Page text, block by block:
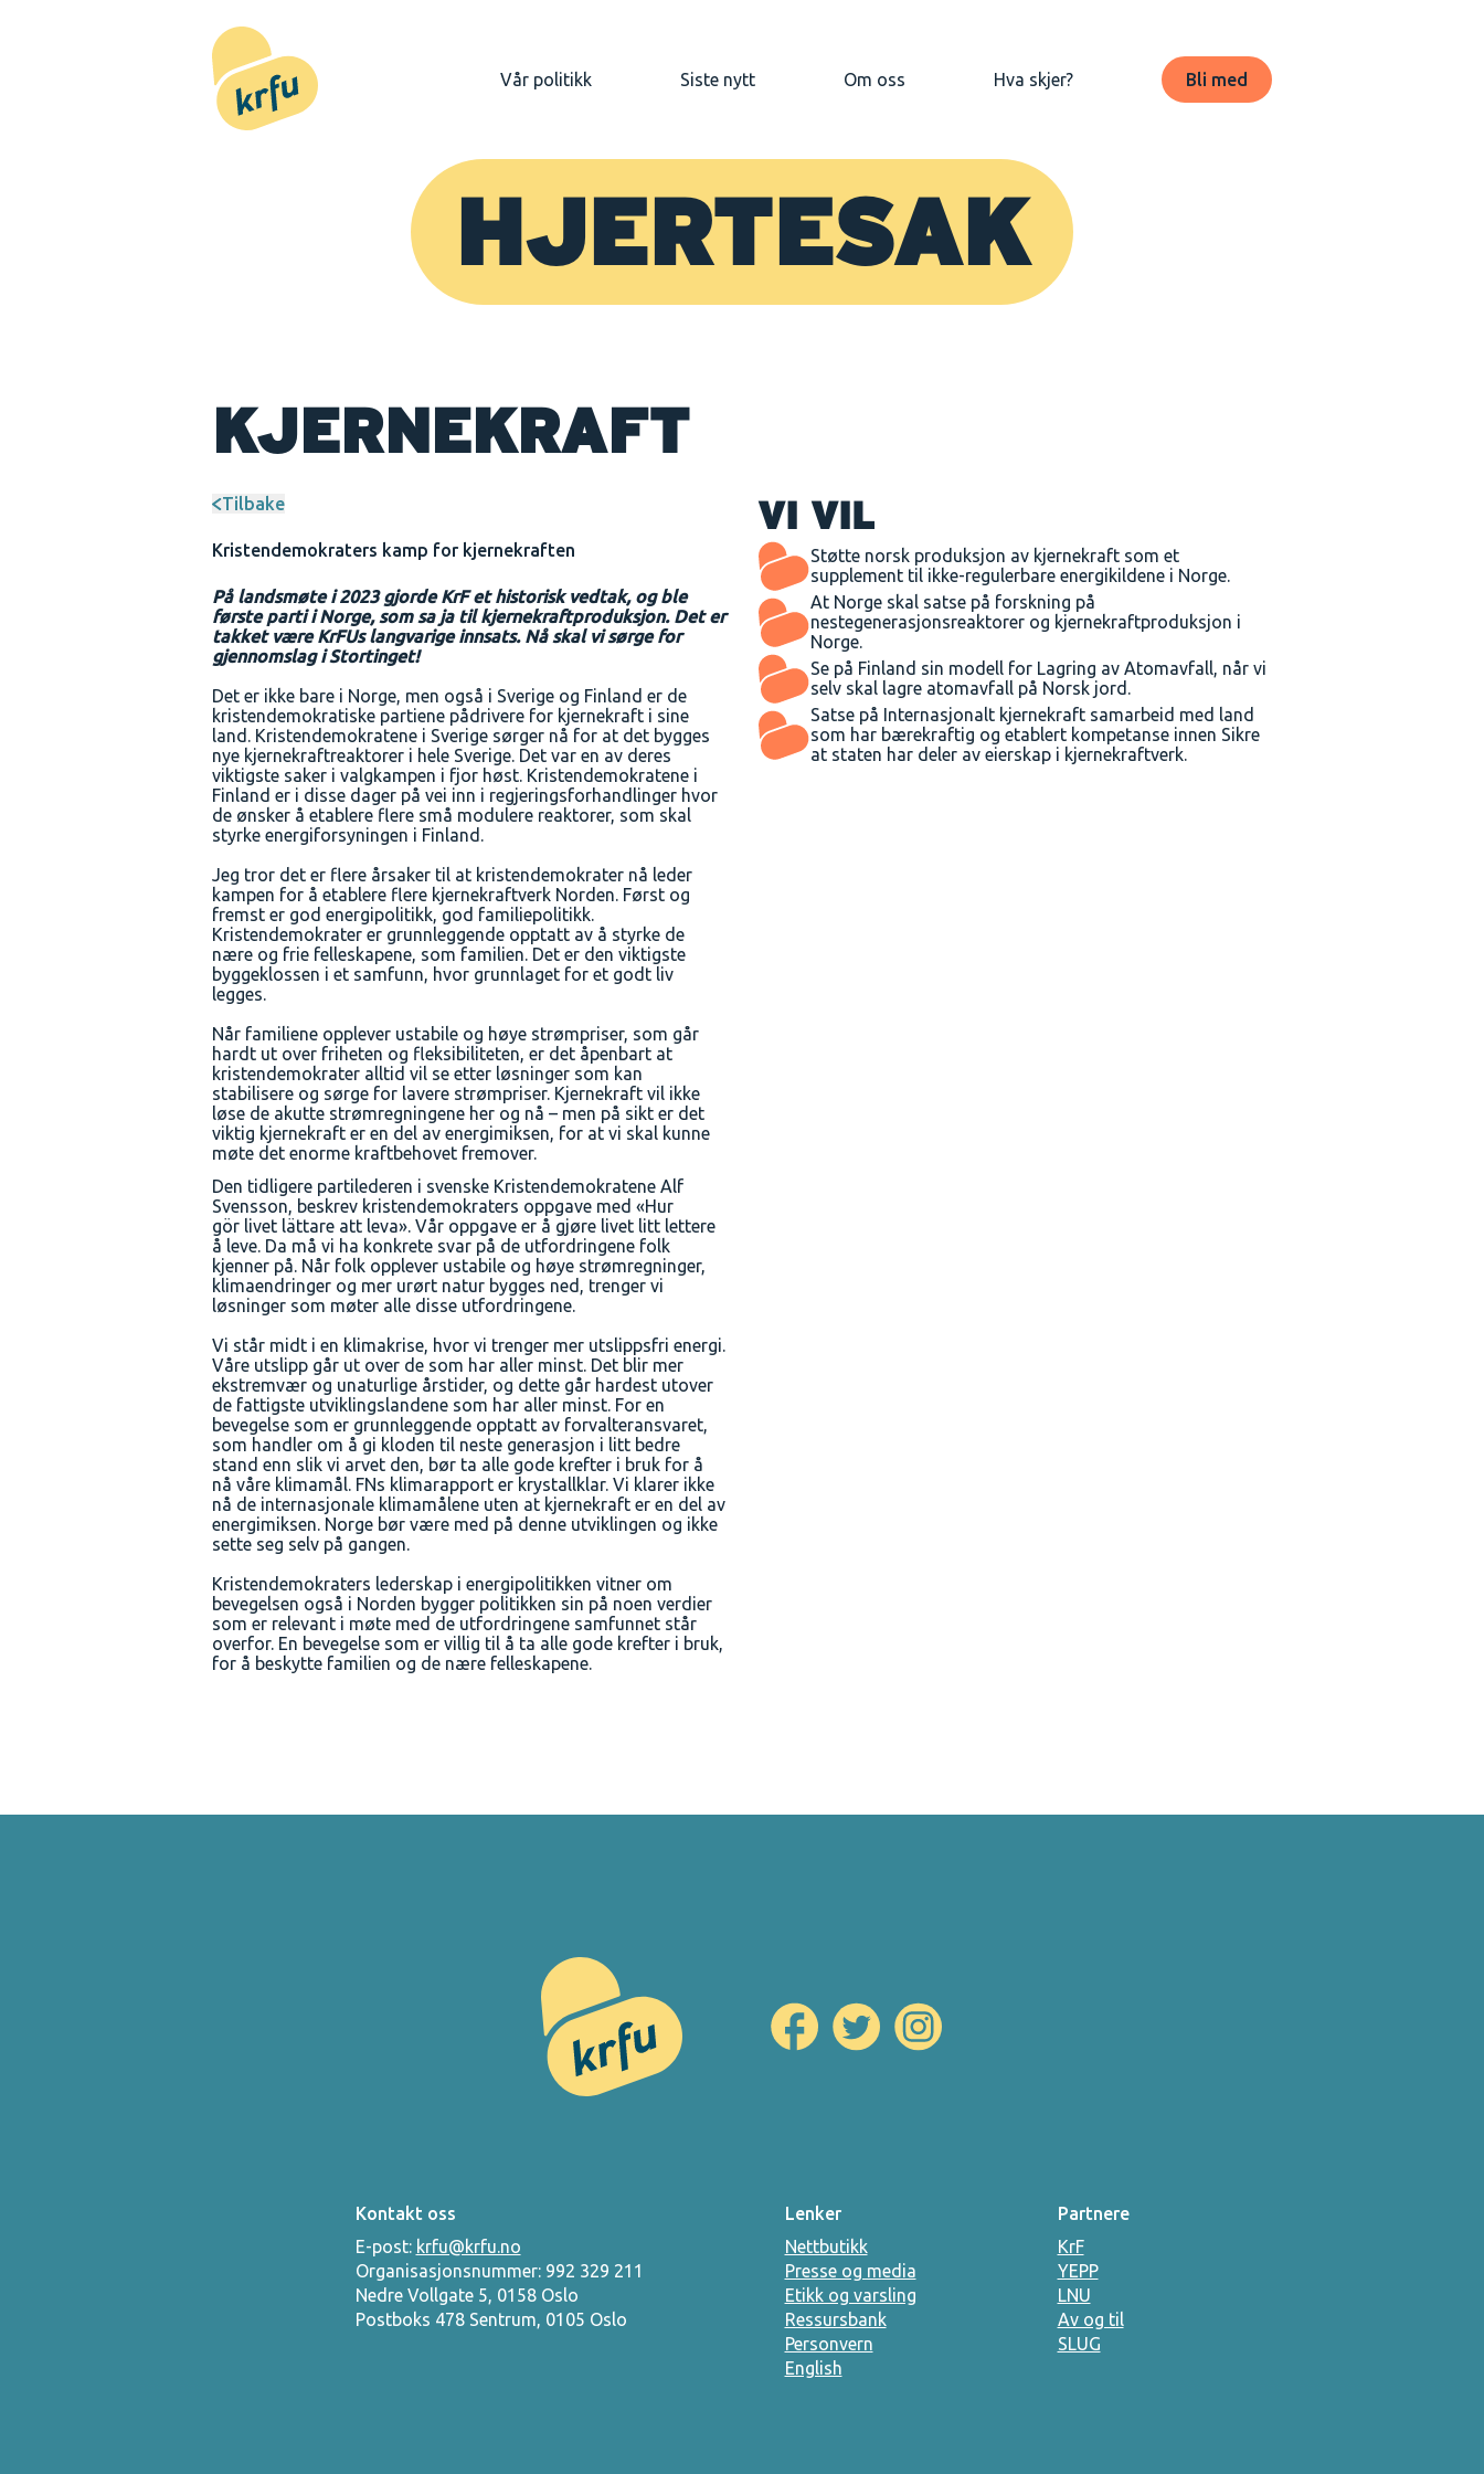
Vår politikk Siste nytt Om oss Hva skjer? Bli med
HJERTESAK
KJERNEKRAFT
VI VIL
Støtte norsk produksjon av kjernekraft som et
supplement til ikke-regulerbare energikildene i Norge.
At Norge skal satse på forskning på
nestegenerasjonsreaktorer og kjernekraftproduksjon i
Norge.
Se på Finland sin modell for Lagring av Atomavfall, når vi
selv skal lagre atomavfall på Norsk jord.
Satse på Internasjonalt kjernekraft samarbeid med land
som har bærekraftig og etablert kompetanse innen Sikre
at staten har deler av eierskap i kjernekraftverk.
Tilbake
Kristendemokraters kamp for kjernekraften
På landsmøte i 2023 gjorde KrF et historisk vedtak, og ble
første parti i Norge, som sa ja til kjernekraftproduksjon. Det er
takket være KrFUs langvarige innsats. Nå skal vi sørge for
gjennomslag i Stortinget!
Det er ikke bare i Norge, men også i Sverige og Finland er de
kristendemokratiske partiene pådrivere for kjernekraft i sine
land. Kristendemokratene i Sverige sørger nå for at det bygges
nye kjernekraftreaktorer i hele Sverige. Det var en av deres
viktigste saker i valgkampen i fjor høst. Kristendemokratene i
Finland er i disse dager på vei inn i regjeringsforhandlinger hvor
de ønsker å etablere flere små modulere reaktorer, som skal
styrke energiforsyningen i Finland.
Jeg tror det er flere årsaker til at kristendemokrater nå leder
kampen for å etablere flere kjernekraftverk Norden. Først og
fremst er god energipolitikk, god familiepolitikk.
Kristendemokrater er grunnleggende opptatt av å styrke de
nære og frie felleskapene, som familien. Det er den viktigste
byggeklossen i et samfunn, hvor grunnlaget for et godt liv
legges.
Når familiene opplever ustabile og høye strømpriser, som går
hardt ut over friheten og fleksibiliteten, er det åpenbart at
kristendemokrater alltid vil se etter løsninger som kan
stabilisere og sørge for lavere strømpriser. Kjernekraft vil ikke
løse de akutte strømregningene her og nå – men på sikt er det
viktig kjernekraft er en del av energimiksen, for at vi skal kunne
møte det enorme kraftbehovet fremover.
Den tidligere partilederen i svenske Kristendemokratene Alf
Svensson, beskrev kristendemokraters oppgave med «Hur
gör livet lättare att leva». Vår oppgave er å gjøre livet litt lettere
å leve. Da må vi ha konkrete svar på de utfordringene folk
kjenner på. Når folk opplever ustabile og høye strømregninger,
klimaendringer og mer urørt natur bygges ned, trenger vi
løsninger som møter alle disse utfordringene.
Vi står midt i en klimakrise, hvor vi trenger mer utslippsfri energi.
Våre utslipp går ut over de som har aller minst. Det blir mer
ekstremvær og unaturlige årstider, og dette går hardest utover
de fattigste utviklingslandene som har aller minst. For en
bevegelse som er grunnleggende opptatt av forvalteransvaret,
som handler om å gi kloden til neste generasjon i litt bedre
stand enn slik vi arvet den, bør ta alle gode krefter i bruk for å
nå våre klimamål. FNs klimarapport er krystallklar. Vi klarer ikke
nå de internasjonale klimamålene uten at kjernekraft er en del av
energimiksen. Norge bør være med på denne utviklingen og ikke
sette seg selv på gangen.
Kristendemokraters lederskap i energipolitikken vitner om
bevegelsen også i Norden bygger politikken sin på noen verdier
som er relevant i møte med de utfordringene samfunnet står
overfor. En bevegelse som er villig til å ta alle gode krefter i bruk,
for å beskytte familien og de nære felleskapene.
Kontakt oss
E-post: krfu@krfu.no
Organisasjonsnummer: 992 329 211
Nedre Vollgate 5, 0158 Oslo
Postboks 478 Sentrum, 0105 Oslo
Lenker
Nettbutikk
Presse og media
Etikk og varsling
Ressursbank
Personvern
English
Partnere
KrF
YEPP
LNU
Av og til
SLUG